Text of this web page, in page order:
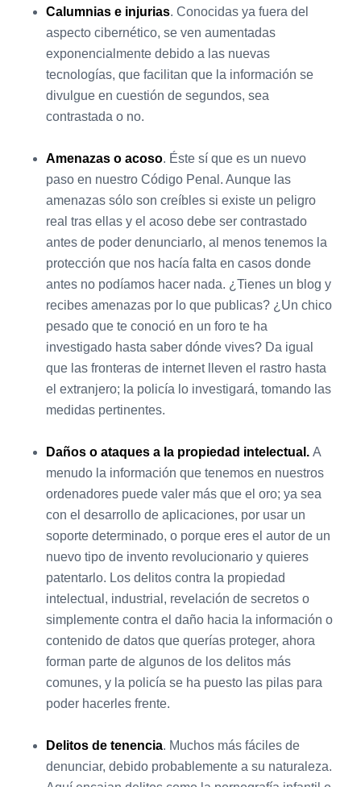
Calumnias e injurias. Conocidas ya fuera del
aspecto cibernético, se ven aumentadas
exponencialmente debido a las nuevas
tecnologías, que facilitan que la información se
divulgue en cuestión de segundos, sea
contrastada o no.
Amenazas o acoso. Éste sí que es un nuevo
paso en nuestro Código Penal. Aunque las
amenazas sólo son creíbles si existe un peligro
real tras ellas y el acoso debe ser contrastado
antes de poder denunciarlo, al menos tenemos la
protección que nos hacía falta en casos donde
antes no podíamos hacer nada. ¿Tienes un blog y
recibes amenazas por lo que publicas? ¿Un chico
pesado que te conoció en un foro te ha
investigado hasta saber dónde vives? Da igual
que las fronteras de internet lleven el rastro hasta
el extranjero; la policía lo investigará, tomando las
medidas pertinentes.
Daños o ataques a la propiedad intelectual. A
menudo la información que tenemos en nuestros
ordenadores puede valer más que el oro; ya sea
con el desarrollo de aplicaciones, por usar un
soporte determinado, o porque eres el autor de un
nuevo tipo de invento revolucionario y quieres
patentarlo. Los delitos contra la propiedad
intelectual, industrial, revelación de secretos o
simplemente contra el daño hacia la información o
contenido de datos que querías proteger, ahora
forman parte de algunos de los delitos más
comunes, y la policía se ha puesto las pilas para
poder hacerles frente.
Delitos de tenencia. Muchos más fáciles de
denunciar, debido probablemente a su naturaleza.